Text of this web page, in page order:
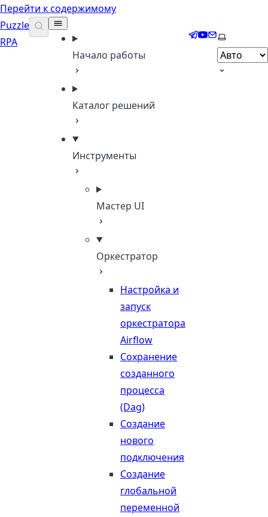
Перейти к содержимому
Puzzle
RPA
Начало работы
Каталог решений
Инструменты
Мастер UI
Оркестратор
Настройка и
запуск
оркестратора
Airflow
Сохранение
созданного
процесса
(Dag)
Создание
нового
подключения
Создание
глобальной
переменной
Telegram
YouTube
EmailВыберите